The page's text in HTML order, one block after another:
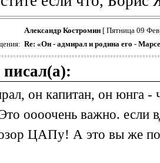
Александр Костромин[ Пятница 09
Re: «Он - адмирал и родина его -
писал(а):
он капитан, он юнга -
оооочень важно. если
ЦАПу! А это вы же